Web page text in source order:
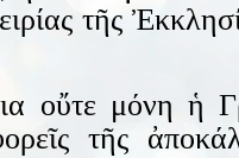
τῆς
οὔτε μόνη ἡ
τῆς